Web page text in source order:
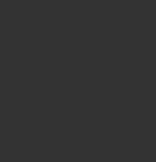
Ki ne tudna
Tudom, hogy jó az
jobb az én